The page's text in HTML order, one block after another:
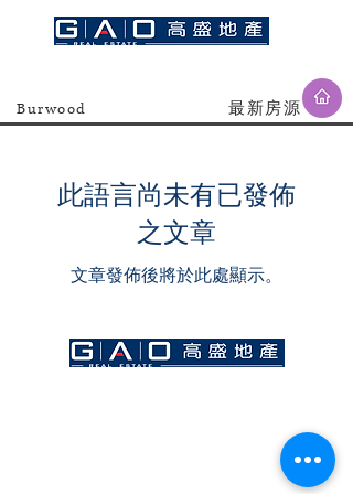
Burwood ​最新房源
此語言尚未有已發佈
之文章
文章發佈後將於此處顯示。